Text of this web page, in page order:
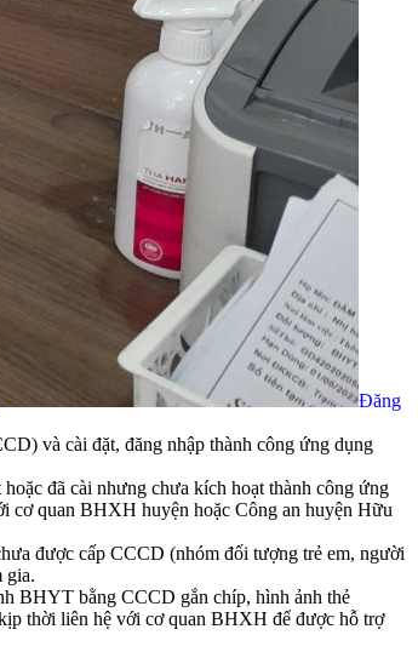
Đăng
và cài đặt, đăng nhập thành công ứng dụng
đã cài nhưng chưa kích hoạt thành công ứng
cơ quan BHXH huyện hoặc Công an huyện Hữu
được cấp CCCD (nhóm đối tượng trẻ em, người
gia.
BHYT bằng CCCD gắn chíp, hình ảnh thẻ
thời liên hệ với cơ quan BHXH để được hỗ trợ